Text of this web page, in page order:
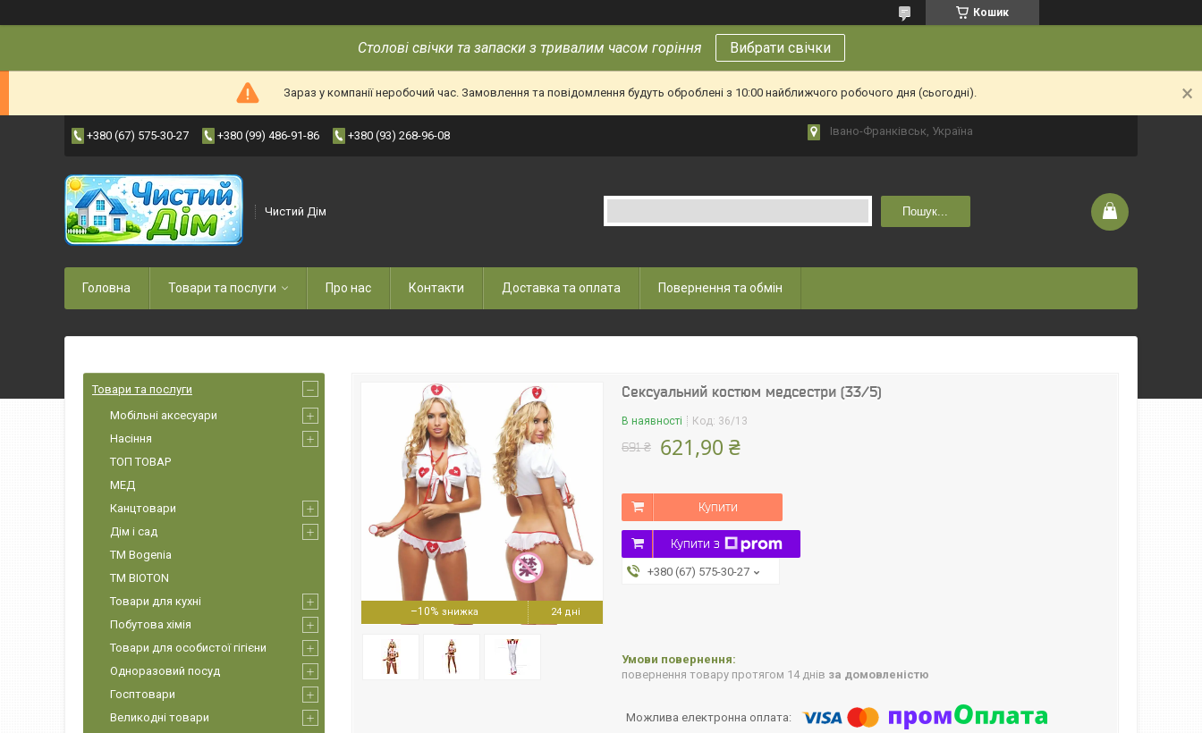
Кошик
Столові свічки та запаски з тривалим часом горіння Вибрати свічки
Зараз у компанії неробочий час. Замовлення та повідомлення будуть оброблені з 10:00 найближчого робочого дня (сьогодні).
+380 (67) 575-30-27 +380 (99) 486-91-86 +380 (93) 268-96-08 Івано-Франківськ, Україна
Чистий Дім Пошук...
Головна Товари та послуги Про нас Контакти Доставка та оплата Повернення та обмін
–10% 24 дні
Сексуальний костюм медсестри (33/5)
В наявності Код: 36/13
691 ₴ 621,90 ₴
Купити
Купити з
+380 (67) 575-30-27
повернення товару протягом 14 днів за домовленістю
Товари та послуги
Мобільні аксесуари
Насіння
ТОП ТОВАР
МЕД
Канцтовари
Дім і сад
ТМ Bogenia
ТМ BIOTON
Товари для кухні
Побутова хімія
Товари для особистої гігієни
Одноразовий посуд
Госптовари
Великодні товари